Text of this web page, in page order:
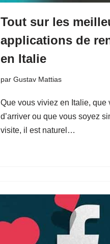
Tout sur les
applications de
en Italie
par Gustav Mattias
Que vous viviez en Italie, que
d’arriver ou que vous soyez
visite, il est naturel…